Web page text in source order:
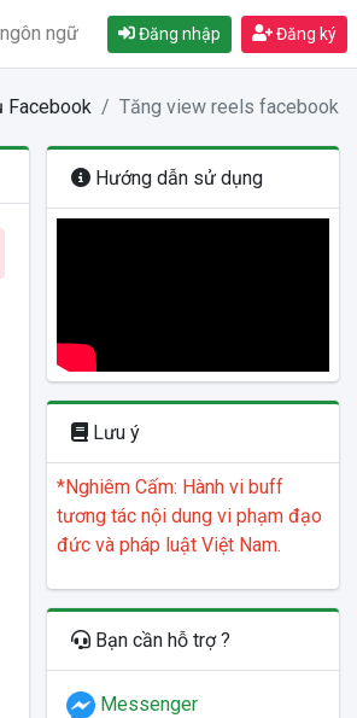
ngữ Đăng nhập Đăng ký
Facebook Tăng view reels facebook
Hướng dẫn sử dụng
Lưu ý
*Nghiêm Cấm: Hành vi buff
tương tác nội dung vi phạm đạo
đức và pháp luật Việt Nam.
Bạn cần hỗ trợ ?
Messenger